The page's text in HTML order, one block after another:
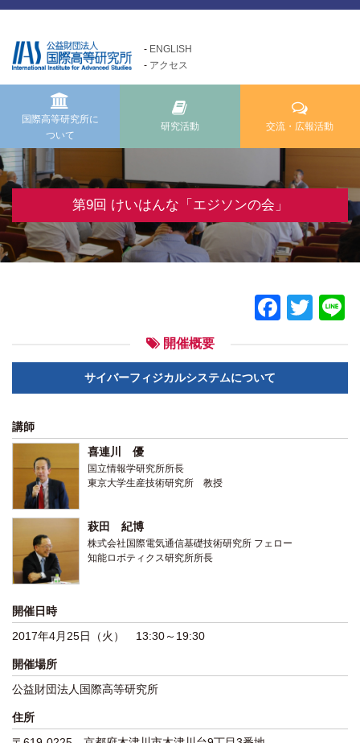
ENGLISH
アクセス
国際高等研究所に
ついて
研究活動 交流・広報活動
About us
国際高等研究所についてTOP
メッセージ
基本理念・ミッション
設立経緯・歩み
組織・運営について
Research Activities
研究活動TOP
研究事業方針
公募研究・その他の研究
研究活動成果
Exchange and Public
Relations Activities
交流・広報活動TOP
けいはんな「ゲーテの会」
けいはんな「meta鼎談」
けいはんな「市民懇談」
IIAS塾ジュニアセミナー
関係機関との連携
第9回 けいはんな「エジソンの会」
開催概要
サイバーフィジカルシステムについて
講師
喜連川 優
国立情報学研究所所長
東京大学生産技術研究所 教授
萩田 紀博
株式会社国際電気通信基礎技術研究所 フェロー
知能ロボティクス研究所所長
開催日時
2017年4月25日（火） 13:30～19:30
開催場所
公益財団法人国際高等研究所
住所